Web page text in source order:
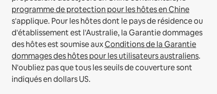
programme de protection pour les hôtes en Chine
s'applique. Pour les hôtes dont le pays de résidence ou
d'établissement est l'Australie, la Garantie dommages
des hôtes est soumise auxConditions de la Garantie
dommages des hôtes pour les utilisateurs australiens.
N'oubliez pas que tous les seuils de couverture sont
indiqués en dollars US.